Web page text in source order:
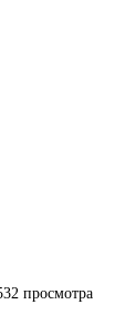
– 1/2
просмотра